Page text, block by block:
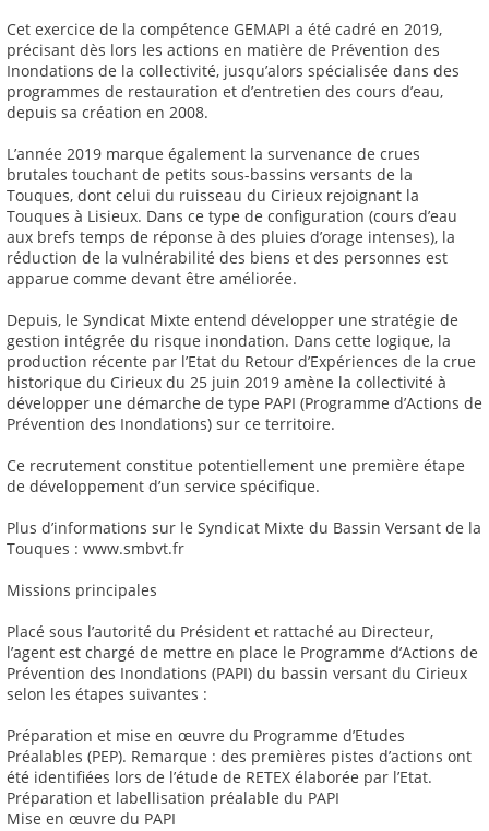
Cet exercice de la compétence GEMAPI a été cadré en 2019,
précisant dès lors les actions en matière de Prévention des
Inondations de la collectivité, jusqu’alors spécialisée dans des
programmes de restauration et d’entretien des cours d’eau,
depuis sa création en 2008.
L’année 2019 marque également la survenance de crues
brutales touchant de petits sous-bassins versants de la
Touques, dont celui du ruisseau du Cirieux rejoignant la
Touques à Lisieux. Dans ce type de configuration (cours d’eau
aux brefs temps de réponse à des pluies d’orage intenses), la
réduction de la vulnérabilité des biens et des personnes est
apparue comme devant être améliorée.
Depuis, le Syndicat Mixte entend développer une stratégie de
gestion intégrée du risque inondation. Dans cette logique, la
production récente par l’Etat du Retour d’Expériences de la crue
historique du Cirieux du 25 juin 2019 amène la collectivité à
développer une démarche de type PAPI (Programme d’Actions de
Prévention des Inondations) sur ce territoire.
Ce recrutement constitue potentiellement une première étape
de développement d’un service spécifique.
Plus d’informations sur le Syndicat Mixte du Bassin Versant de la
Touques : www.smbvt.fr
Missions principales
Placé sous l’autorité du Président et rattaché au Directeur,
l’agent est chargé de mettre en place le Programme d’Actions de
Prévention des Inondations (PAPI) du bassin versant du Cirieux
selon les étapes suivantes :
Préparation et mise en œuvre du Programme d’Etudes
Préalables (PEP). Remarque : des premières pistes d’actions ont
été identifiées lors de l’étude de RETEX élaborée par l’Etat.
Préparation et labellisation préalable du PAPI
Mise en œuvre du PAPI